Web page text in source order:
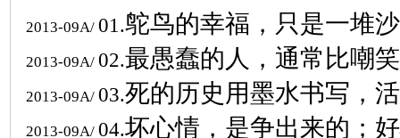
2013-09A/ 01.鸵鸟的幸福，只是一堆
2013-09A/ 02.最愚蠢的人，通常比嘲
2013-09A/ 03.死的历史用墨水书写，
2013-09A/ 04.坏心情，是争出来的；